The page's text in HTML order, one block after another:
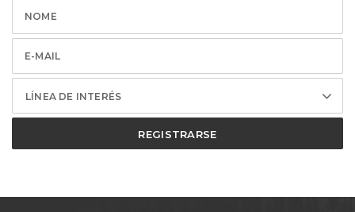
LÍNEA DE INTERÉS
REGISTRARSE